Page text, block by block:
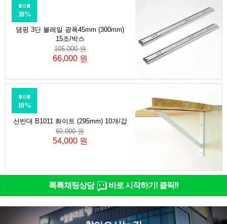
댐핑 3단 볼레일 광폭45mm (300mm)
15조/박스
할인률
38%
105,000 원
66,000 원
선반대 B1011 화이트 (295mm) 10개/갑
할인률
10%
60,000 원
54,000 원
톡톡채팅상담 바로 시작하기! 클릭!!